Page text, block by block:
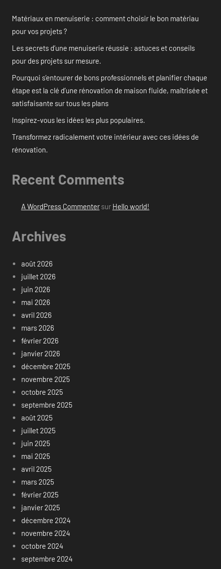
Matériaux en menuiserie : comment choisir le bon matériau
pour vos projets ?
Les secrets d’une menuiserie réussie : astuces et conseils
pour des projets sur mesure.
Pourquoi s’entourer de bons professionnels et planifier chaque
étape est la clé d’une rénovation de maison fluide, maîtrisée et
satisfaisante sur tous les plans
Inspirez-vous les idées les plus populaires.
Transformez radicalement votre intérieur avec ces idées de
rénovation.
Recent Comments
A WordPress Commentersur Hello world!
Archives
août 2026
juillet 2026
juin 2026
mai 2026
avril 2026
mars 2026
février 2026
janvier 2026
décembre 2025
novembre 2025
octobre 2025
septembre 2025
août 2025
juillet 2025
juin 2025
mai 2025
avril 2025
mars 2025
février 2025
janvier 2025
décembre 2024
novembre 2024
octobre 2024
septembre 2024